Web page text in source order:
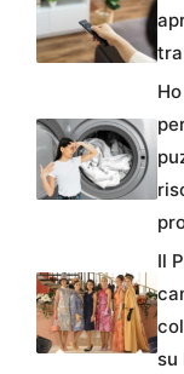
Il
su